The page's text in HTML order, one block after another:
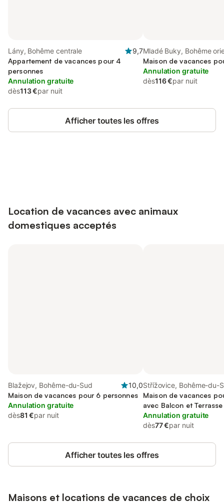
Lány, Bohême centrale
9,7
Appartement de vacances pour 4
personnes
Annulation gratuite
dès113 €par nuit
Mladé Buky, Bohême
Maison de vacances
Annulation gratuite
dès116 €par nuit
Afficher toutes les offres
Location de vacances avec animaux
domestiques acceptés
Blažejov, Bohême-du-Sud
10,0
Maison de vacances pour 6 personnes
Annulation gratuite
dès81 €par nuit
Střížovice, Bohême-du-
Maison de vacances
avec Balcon et
et Vue sur le lac
Annulation gratuite
dès77 €par nuit
Afficher toutes les offres
Maisons et locations de vacances de choix